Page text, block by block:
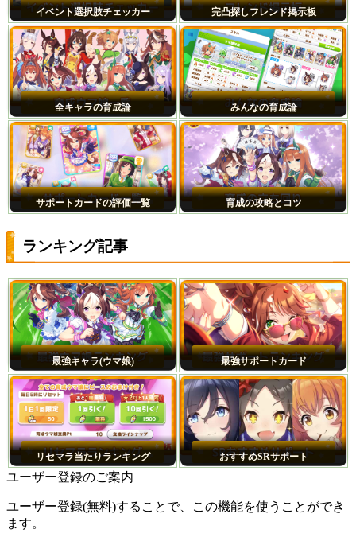
イベント選択肢チェッカー 完凸探しフレンド掲示板
全キャラの育成論 みんなの育成論
サポートカードの評価一覧 育成の攻略とコツ
ランキング記事
最強キャラ(ウマ娘) 最強サポートカード
リセマラ当たりランキング おすすめSRサポート
ユーザー登録のご案内
ユーザー登録(無料)することで、この機能を使うことができ
ます。